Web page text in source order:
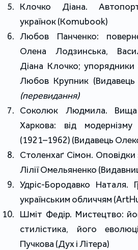
Клочко Діана.
українок (Кomubook)
Любов Панченко:
Олена Лодзинська,
Діана Клочко;
Любов Крупник (Видавець
(перевидання)
Соколюк Людмила. Вища
Харкова: від
(1921–1962) (Видавець
Столенхаґ Сімон.
Лілії Омельяненко
Удріс-Бородавко Наталя.
українським обличчям
Шміт Федір. Мистецтво:
стилістика, його
Пучкова (Дух і Літера)